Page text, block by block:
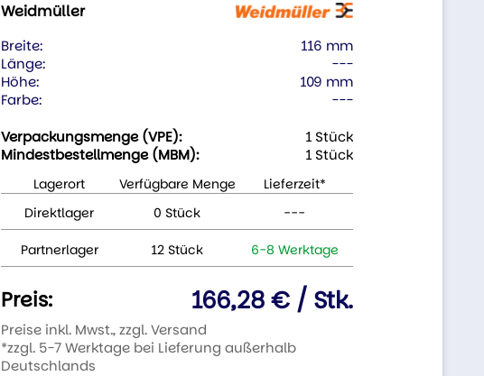
Weidmüller
Breite:
116 mm
Länge:
---
Höhe:
109 mm
Farbe:
---
Verpackungsmenge (VPE):
1 Stück
Mindestbestellmenge (MBM):
1 Stück
Lagerort Verfügbare Menge
Lieferzeit*
Direktlager
0 Stück ---
Partnerlager 12 Stück 6-8 Werktage
Preis: 166,28 € / Stk.
Preise inkl. Mwst., zzgl. Versand
*zzgl. 5-7 Werktage bei Lieferung außerhalb
Deutschlands